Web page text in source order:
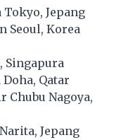
Jepang
Seoul, Korea
Singapura
Qatar
Chubu Nagoya,
Jepang